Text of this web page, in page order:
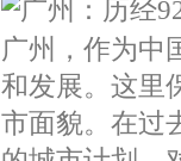
广州，作为中
和发展。这里
市面貌。在过